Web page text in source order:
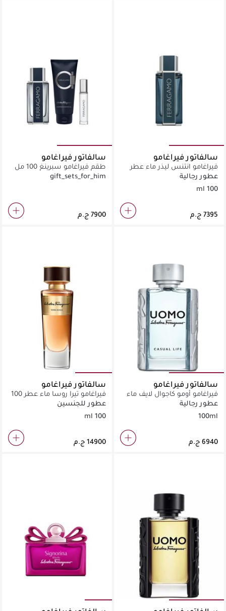
سالفاتور فيراغامو
فيراغامو انتنس ليذر ماء عطر
100 مل
عطور رجالية
100 ml
سالفاتور فيراغامو
طقم فيراغامو سبرينغ 100 مل
gift_sets_for_him
سالفاتور فيراغامو
فيراغامو أومو كاجوال لايف ماء
تواليت 100 مل
عطور رجالية
100ml
سالفاتور فيراغامو
فيراغامو تيرا روسا ماء عطر 100
مل
عطور للجنسين
100 ml